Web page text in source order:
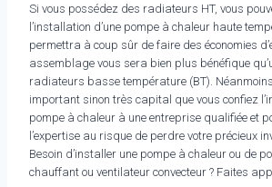
Si vous possédez des radiateurs HT, vous
l’installation d’une pompe à chaleur haute
permettra à coup sûr de faire des économies
assemblage vous sera bien plus bénéfique
radiateurs basse température (BT).
important sinon très capital que vous confiez
pompe à chaleur à une entreprise qualifiée et
l’expertise au risque de perdre votre précieux
Besoin d’installer une pompe à chaleur ou de
chauffant ou ventilateur convecteur ? Faites